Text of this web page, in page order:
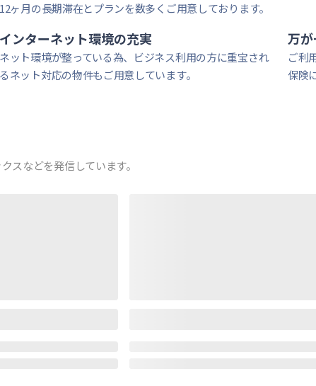
12ヶ月の長期滞在とプランを数多くご用意しております。
インターネット環境の充実
ネット環境が整っている為、ビジネス利用の方に重宝され
るネット対応の物件もご用意しています。
万
ご利
保険
スなどを発信しています。